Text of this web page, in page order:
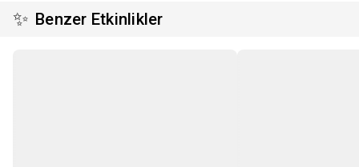
✨ Benzer Etkinlikler